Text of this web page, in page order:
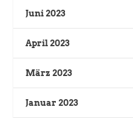
Juni 2023
April 2023
März 2023
Januar 2023